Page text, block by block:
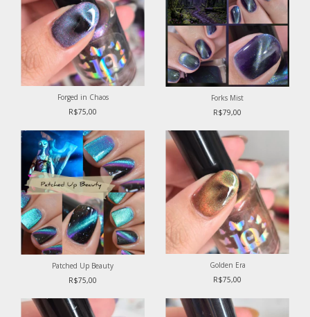
Forged in Chaos
R$75,00
Forks Mist
R$79,00
Patched Up Beauty
R$75,00
Golden Era
R$75,00